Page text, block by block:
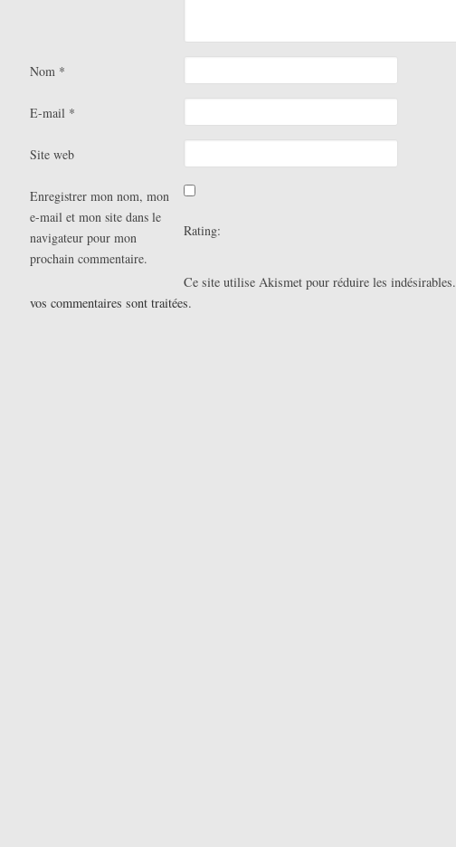
Nom *
E-mail *
Site web
Enregistrer mon nom, mon
e-mail et mon site dans le
navigateur pour mon
prochain commentaire.
Rating:
Ce site utilise Akismet pour réduire les indésirables.
vos commentaires sont traitées.